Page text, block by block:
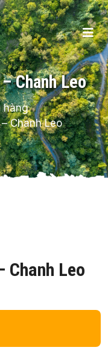
Chanh Leo
hàng
Chanh Leo
Chanh Leo